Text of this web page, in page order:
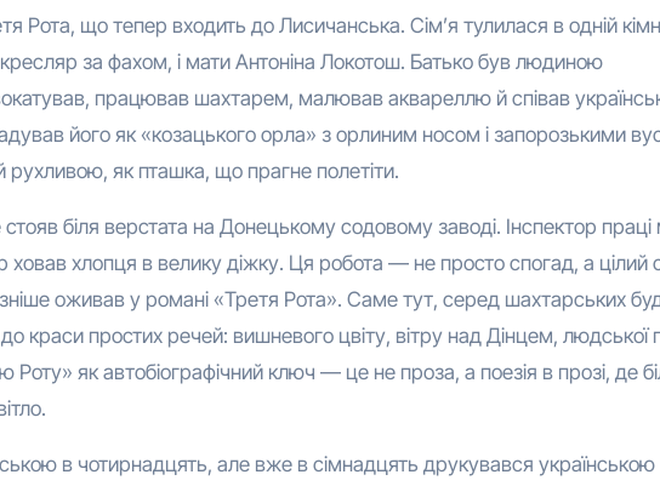
Рота, що тепер входить до Лисичанська. Сім’я тулилася в одній
за фахом, і мати Антоніна Локотош. Батько був людиною
працював шахтарем, малював аквареллю й співав
його як «козацького орла» з орлиним носом і запорозькими
як пташка, що прагне полетіти.
біля верстата на Донецькому содовому заводі. Інспектор праці
ховав хлопця в велику діжку. Ця робота — не просто спогад, а цілий
оживав у романі «Третя Рота». Саме тут, серед шахтарських
краси простих речей: вишневого цвіту, вітру над Дінцем, людської
Роту» як автобіографічний ключ — це не проза, а поезія в прозі, де
в чотирнадцять, але вже в сімнадцять друкувався українською